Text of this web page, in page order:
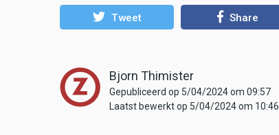
Tweet Share
Bjorn Thimister
Gepubliceerd op 5/04/2024 om 09:57
Laatst bewerkt op 5/04/2024 om 10:46